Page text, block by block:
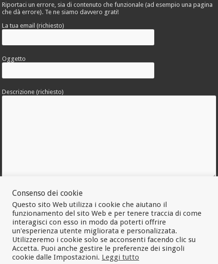
Riportaci un errore, sia di contenuto che funzionale (ad esempio una pagina
che dà errore). Te ne siamo davvero grati!
La tua email (richiesto)
Oggetto
Descrizione (richiesto)
Allega una foto dell'errore
Consenso dei cookie
Questo sito Web utilizza i cookie che aiutano il
funzionamento del sito Web e per tenere traccia di come
interagisci con esso in modo da poterti offrire
un'esperienza utente migliorata e personalizzata.
Utilizzeremo i cookie solo se acconsenti facendo clic su
Accetta. Puoi anche gestire le preferenze dei singoli
cookie dalle Impostazioni. Leggi tutto